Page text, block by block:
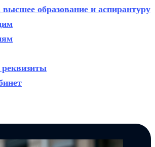
высшее образование и аспирантуру